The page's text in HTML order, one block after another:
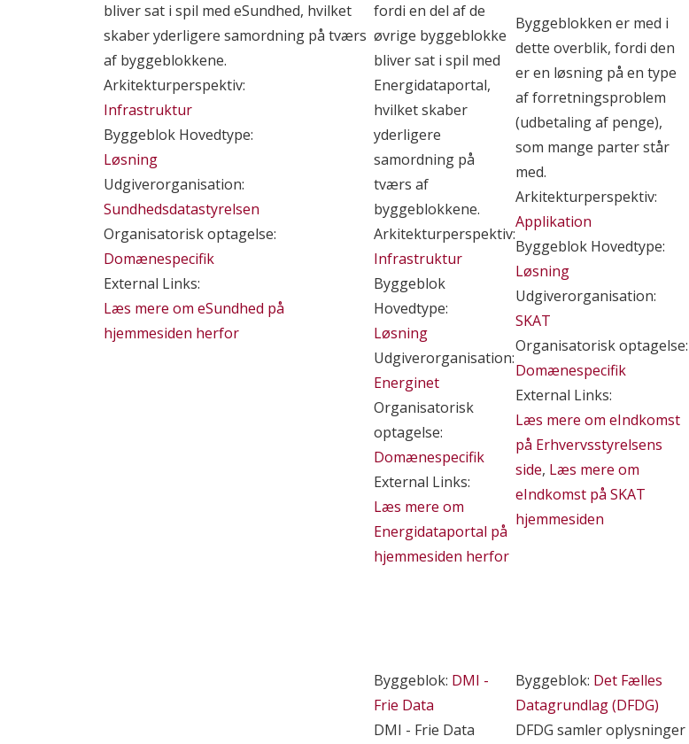
bliver sat i spil med eSundhed, hvilket
skaber yderligere samordning på tværs
af byggeblokkene.
Arkitekturperspektiv:
Infrastruktur
Byggeblok Hovedtype:
Løsning
Udgiverorganisation:
Sundhedsdatastyrelsen
Organisatorisk optagelse:
Domænespecifik
External Links:
Læs mere om eSundhed på
hjemmesiden herfor
fordi en del af de
øvrige byggeblokke
bliver sat i spil med
Energidataportal,
hvilket skaber
yderligere
samordning på
tværs af
byggeblokkene.
Arkitekturperspektiv:
Infrastruktur
Byggeblok
Hovedtype:
Løsning
Udgiverorganisation:
Energinet
Organisatorisk
optagelse:
Domænespecifik
External Links:
Læs mere om
Energidataportal på
hjemmesiden herfor
Byggeblokken er med i
dette overblik, fordi den
er en løsning på en type
af forretningsproblem
(udbetaling af penge),
som mange parter står
med.
Arkitekturperspektiv:
Applikation
Byggeblok Hovedtype:
Løsning
Udgiverorganisation:
SKAT
Organisatorisk optagelse:
Domænespecifik
External Links:
Læs mere om eIndkomst
på Erhvervsstyrelsens
side, Læs mere om
eIndkomst på SKAT
hjemmesiden
Byggeblok: DMI -
Frie Data
DMI - Frie Data
Byggeblok: Det Fælles
Datagrundlag (DFDG)
DFDG samler oplysninger